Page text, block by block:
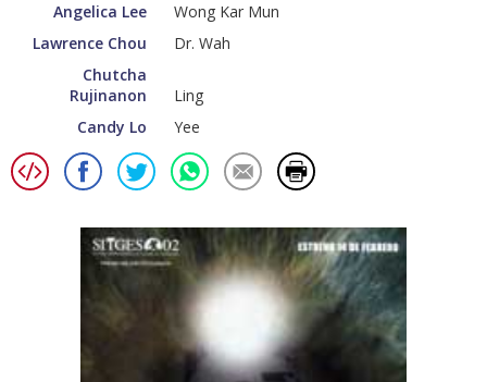
Angelica Lee
Wong Kar Mun
Lawrence Chou
Dr. Wah
Chutcha
Rujinanon
Ling
Candy Lo
Yee